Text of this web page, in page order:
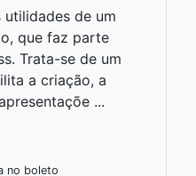
utilidades de um
que faz parte
Trata-se de um
a criação, a
...
no boleto